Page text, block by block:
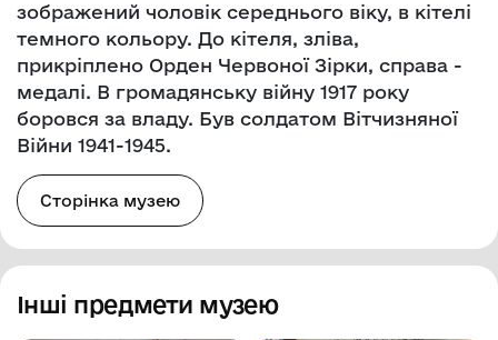
зображений чоловік середнього віку, в кітелі
темного кольору. До кітеля, зліва,
прикріплено Орден Червоної Зірки, справа -
медалі. В громадянську війну 1917 року
боровся за владу. Був солдатом Вітчизняної
Війни 1941-1945.
Сторінка музею
Інші предмети музею